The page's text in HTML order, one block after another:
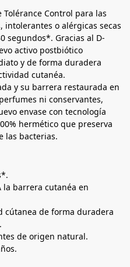
Control para las
intolerantes o alérgicas secas
segundos*. Gracias al D-
activo postbiótico
y de forma duradera
cutanéa.
y su barrera restaurada en
ni conservantes,
envase con tecnología
hermético que preserva
las bacterias.
la barrera cutanéa en
cútanea de forma duradera
de origen natural.